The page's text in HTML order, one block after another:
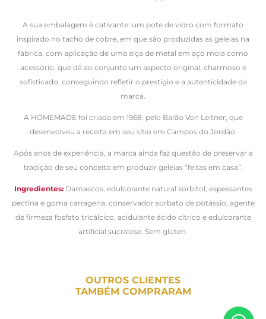
A sua embalagem é cativante: um pote de vidro com formato
inspirado no tacho de cobre, em que são produzidas as geleias na
fábrica, com aplicação de uma alça de metal em aço mola como
acessório, que dá ao conjunto um aspecto original, charmoso e
sofisticado, conseguindo refletir o prestígio e a autenticidade da
marca.
A HOMEMADE foi criada em 1968, pelo Barão Von Leitner, que
desenvolveu a receita em seu sítio em Campos do Jordão.
Após anos de experiência, a marca ainda faz questão de preservar a
tradição de seu conceito em produzir geleias “feitas em casa”.
Ingredientes: Damascos, edulcorante natural sorbitol, espessantes
pectina e goma carragena, conservador sorbato de potássio, agente
de firmeza fosfato tricálcico, acidulante ácido cítrico e edulcorante
artificial sucralose. Sem glúten.
OUTROS CLIENTES
TAMBÉM COMPRARAM